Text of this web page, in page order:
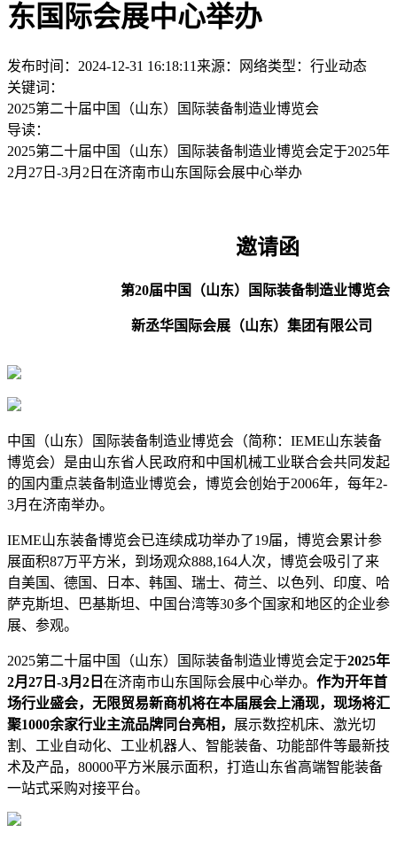
东国际会展中心举办
发布时间：2024-12-31 16:18:11 来源：网络类型： 行业动态
关键词：
2025第二十届中国（山东）国际装备制造业博览会
导读：
2025第二十届中国（山东）国际装备制造业博览会定于2025年
2月27日-3月2日在济南市山东国际会展中心举办
邀请函
第20届中国（山东）国际装备制造业博览会
新丞华国际会展（山东）集团有限公司
中国（山东）国际装备制造业博览会（简称：IEME山东装备
博览会）是由山东省人民政府和中国机械工业联合会共同发起
的国内重点装备制造业博览会，博览会创始于2006年，每年2-
3月在济南举办。
IEME山东装备博览会已连续成功举办了19届，博览会累计参
展面积87万平方米，到场观众888,164人次，博览会吸引了来
自美国、德国、日本、韩国、瑞士、荷兰、以色列、印度、哈
萨克斯坦、巴基斯坦、中国台湾等30多个国家和地区的企业参
展、参观。
2025第二十届中国（山东）国际装备制造业博览会定于2025年
2月27日-3月2日 在济南市山东国际会展中心举办。 作为开年首
场行业盛会，无限贸易新商机将在本届展会上涌现，现场将汇
聚1000余家行业主流品牌同台亮相， 展示数控机床、激光切
割、工业自动化、工业机器人、智能装备、功能部件等最新技
术及产品，80000平方米展示面积，打造山东省高端智能装备
一站式采购对接平台。